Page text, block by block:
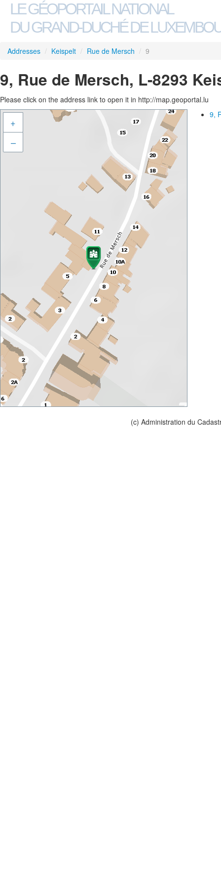
LE GÉOPORTAIL NATIONAL
DU GRAND-DUCHÉ DE
Addresses / Keispelt / Rue de Mersch / 9
9, Rue de Mersch, L-8293
Please click on the address link to open it in http://map.geoportal.lu
+
–
9,
(c) Administration du